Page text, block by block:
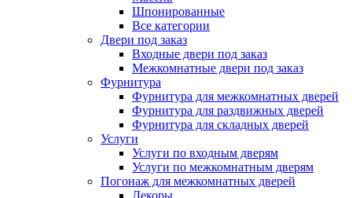
Шпонированные
Все категории
Двери под заказ
Входные двери под заказ
Межкомнатные двери под заказ
Фурнитура
Фурнитура для межкомнатных дверей
Фурнитура для раздвижных дверей
Фурнитура для складных дверей
Услуги
Услуги по входным дверям
Услуги по межкомнатным дверям
Погонаж для межкомнатных дверей
Декоры